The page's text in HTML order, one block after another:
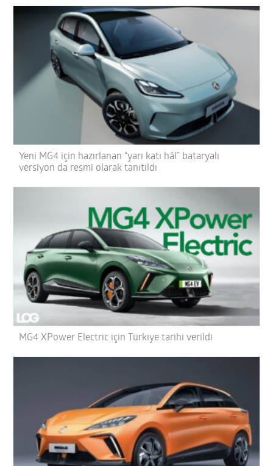
Yeni MG4 için hazırlanan “yarı katı hâl” bataryalı
versiyon da resmi olarak tanıtıldı
MG4 XPower Electric için Türkiye tarihi verildi